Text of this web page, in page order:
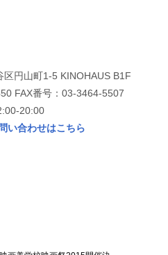
円山町1-5 KINOHAUS B1F
FAX番号：03-3464-5507
20:00
い合わせはこちら